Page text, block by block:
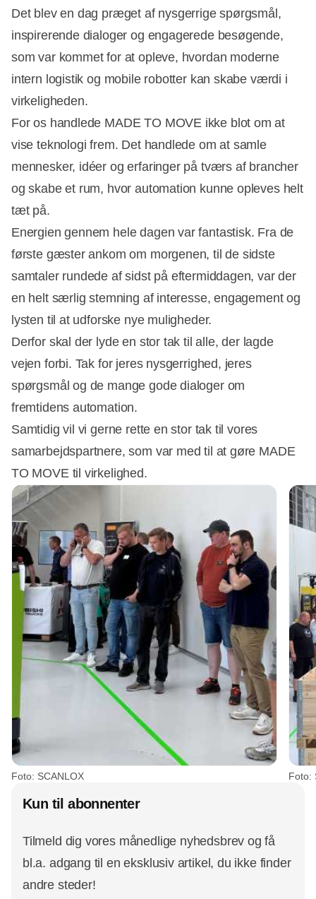
Det blev en dag præget af nysgerrige spørgsmål,
inspirerende dialoger og engagerede besøgende,
som var kommet for at opleve, hvordan moderne
intern logistik og mobile robotter kan skabe værdi i
virkeligheden.
For os handlede MADE TO MOVE ikke blot om at
vise teknologi frem. Det handlede om at samle
mennesker, idéer og erfaringer på tværs af brancher
og skabe et rum, hvor automation kunne opleves helt
tæt på.
Energien gennem hele dagen var fantastisk. Fra de
første gæster ankom om morgenen, til de sidste
samtaler rundede af sidst på eftermiddagen, var der
en helt særlig stemning af interesse, engagement og
lysten til at udforske nye muligheder.
Derfor skal der lyde en stor tak til alle, der lagde
vejen forbi. Tak for jeres nysgerrighed, jeres
spørgsmål og de mange gode dialoger om
fremtidens automation.
Samtidig vil vi gerne rette en stor tak til vores
samarbejdspartnere, som var med til at gøre MADE
TO MOVE til virkelighed.
Foto: SCANLOX Foto:
Kun til abonnenter
Tilmeld dig vores månedlige nyhedsbrev og få
bl.a. adgang til en eksklusiv artikel, du ikke finder
andre steder!